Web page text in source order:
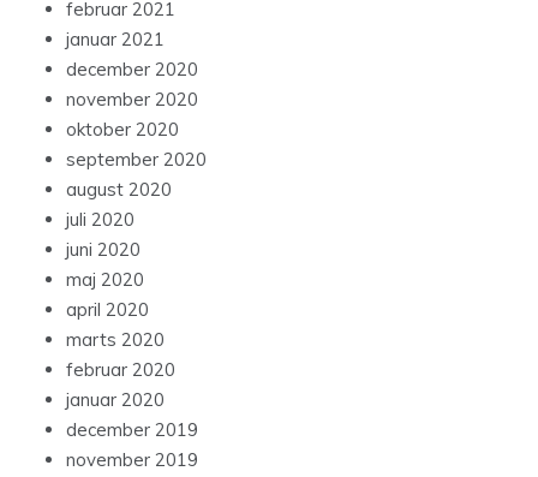
februar 2021
januar 2021
december 2020
november 2020
oktober 2020
september 2020
august 2020
juli 2020
juni 2020
maj 2020
april 2020
marts 2020
februar 2020
januar 2020
december 2019
november 2019